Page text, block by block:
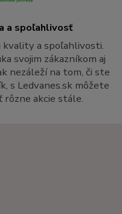
a spoľahlivosť
kvality a spoľahlivosti.
svojim zákazníkom aj
nezáleží na tom, či ste
s Ledvanes.sk môžete
rôzne akcie stále.